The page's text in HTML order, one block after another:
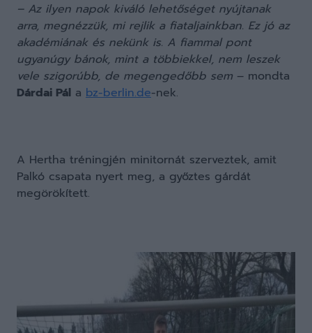
– Az ilyen napok kiváló lehetőséget nyújtanak
arra, megnézzük, mi rejlik a fiataljainkban. Ez jó az
akadémiának és nekünk is. A fiammal pont
ugyanúgy bánok, mint a többiekkel, nem leszek
vele szigorúbb, de megengedőbb sem – mondta
Dárdai Pál a bz-berlin.de-nek.
A Hertha tréningjén minitornát szerveztek, amit
Palkó csapata nyert meg, a győztes gárdát
megörökített.